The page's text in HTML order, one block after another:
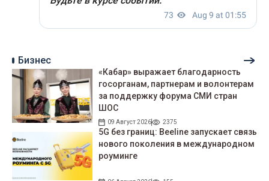
Бизнес
«Кабар» выражает благодарность
госорганам, партнерам и волонтерам
за поддержку форума СМИ стран
ШОС
09 Август 2026 2375
5G без границ: Beeline запускает связь
нового поколения в международном
роуминге